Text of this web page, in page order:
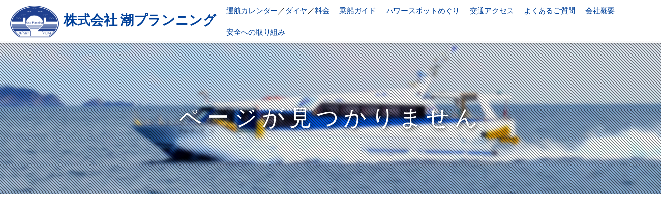
株式会社 潮プランニング
運航カレンダー ／ ダイヤ ／料金 乗船ガイド パワースポットめぐり 交通アクセス よくあるご質問 会社概要
安全への取り組み
ページが見つかりません